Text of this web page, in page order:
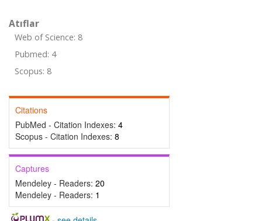
Atıflar
Web of Science: 8
Pubmed: 4
Scopus: 8
Citations
PubMed - Citation Indexes: 4
Scopus - Citation Indexes: 8
Captures
Mendeley - Readers: 20
Mendeley - Readers: 1